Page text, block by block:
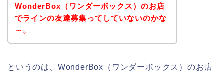
WonderBox（ワンダーボックス）のお店
でラインの友達募集ってしていないのかな
～。
というのは、WonderBox（ワンダーボックス）のお店